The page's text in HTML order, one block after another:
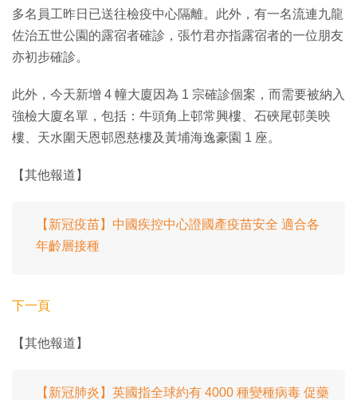
多名員工昨日已送往檢疫中心隔離。此外，有一名流連九龍
佐治五世公園的露宿者確診，張竹君亦指露宿者的一位朋友
亦初步確診。
此外，今天新增 4 幢大廈因為 1 宗確診個案，而需要被納入
強檢大廈名單，包括：牛頭角上邨常興樓、石硤尾邨美映
樓、天水圍天恩邨恩慈樓及黃埔海逸豪園 1 座。
【其他報道】
【新冠疫苗】中國疾控中心證國產疫苗安全 適合各
年齡層接種
下一頁
【其他報道】
【新冠肺炎】英國指全球約有 4000 種變種病毒 促藥